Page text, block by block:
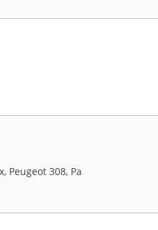
Peugeot 308, Pa